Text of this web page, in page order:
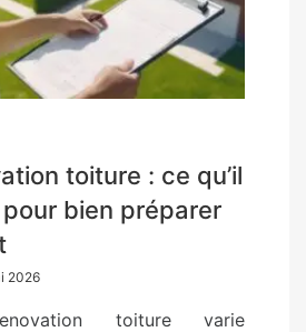
toiture : ce qu’il
bien préparer
2026
toiture varie